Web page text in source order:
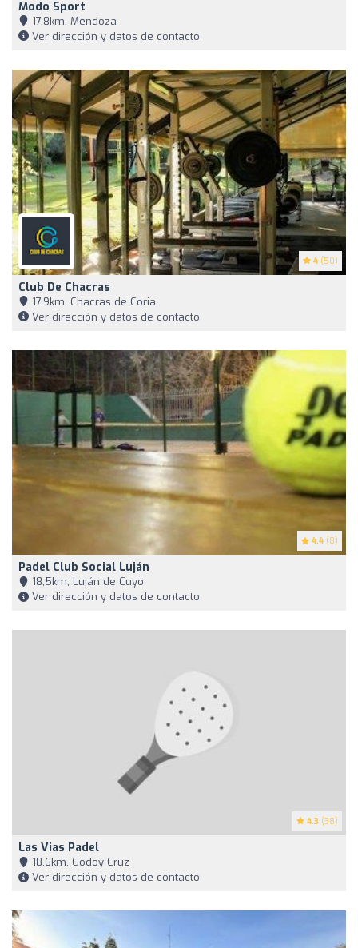
Modo Sport
17,8km, Mendoza
Ver dirección y datos de contacto
4 (50)
Club De Chacras
17,9km, Chacras de Coria
Ver dirección y datos de contacto
4.4 (8)
Padel Club Social Luján
18,5km, Luján de Cuyo
Ver dirección y datos de contacto
4.3 (38)
Las Vias Padel
18,6km, Godoy Cruz
Ver dirección y datos de contacto